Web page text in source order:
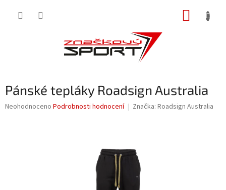
Pánské tepláky Roadsign Australia
Průměrné
Neohodnoceno Podrobnosti hodnocení Značka: Roadsign Australia